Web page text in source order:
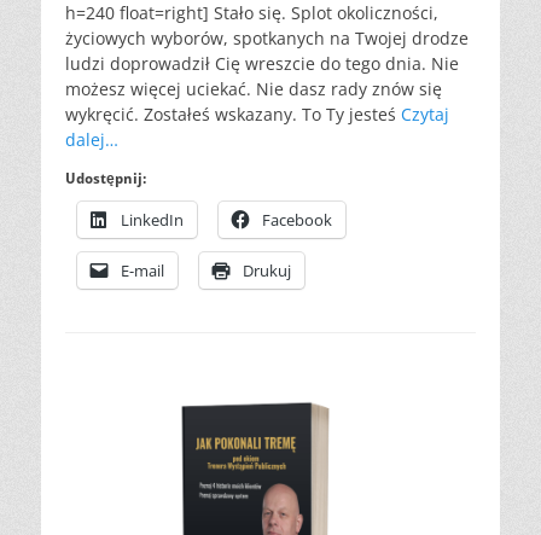
h=240 float=right] Stało się. Splot okoliczności,
życiowych wyborów, spotkanych na Twojej drodze
ludzi doprowadził Cię wreszcie do tego dnia. Nie
możesz więcej uciekać. Nie dasz rady znów się
wykręcić. Zostałeś wskazany. To Ty jesteś Czytaj
dalej…
Udostępnij:
LinkedIn Facebook
E-mail Drukuj